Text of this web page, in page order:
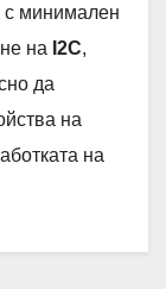
с минимален
на I2C,
да
на
на